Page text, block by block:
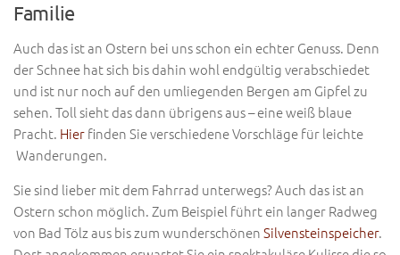
Familie
Auch das ist an Ostern bei uns schon ein echter Genuss. Denn
der Schnee hat sich bis dahin wohl endgültig verabschiedet
und ist nur noch auf den umliegenden Bergen am Gipfel zu
sehen. Toll sieht das dann übrigens aus – eine weiß blaue
Pracht. Hierfinden Sie verschiedene Vorschläge für leichte
Wanderungen.
Sie sind lieber mit dem Fahrrad unterwegs? Auch das ist an
Ostern schon möglich. Zum Beispiel führt ein langer Radweg
von Bad Tölz aus bis zum wunderschönenSilvensteinspeicher.